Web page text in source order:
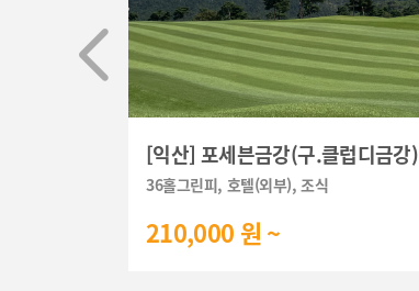
[익산] 포세븐금강(구.클럽디금강)
36홀그린피, 호텔(외부), 조식
210,000 원 ~